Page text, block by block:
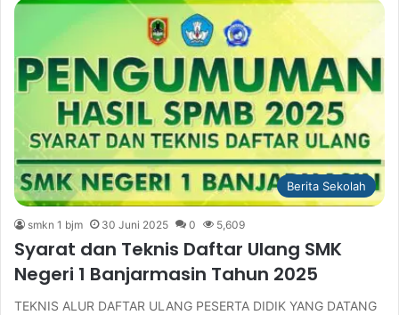
Berita Sekolah
smkn 1 bjm 30 Juni 2025 0 5,609
Syarat dan Teknis Daftar Ulang SMK
Negeri 1 Banjarmasin Tahun 2025
TEKNIS ALUR DAFTAR ULANG PESERTA DIDIK YANG DATANG